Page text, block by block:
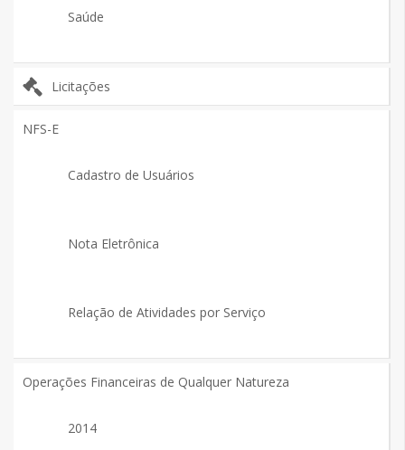
Saúde
Licitações
NFS-E
Cadastro de Usuários
Nota Eletrônica
Relação de Atividades por Serviço
Operações Financeiras de Qualquer Natureza
2014